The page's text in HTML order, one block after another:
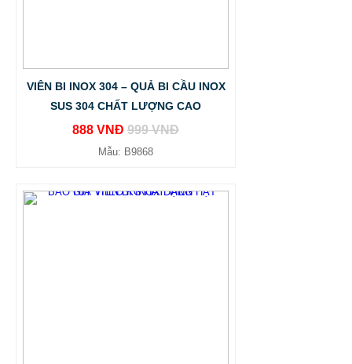
VIÊN BI INOX 304 – QUẢ BI CẦU INOX
SUS 304 CHẤT LƯỢNG CAO
888 VNĐ 999 VNĐ
Mẫu: B9868